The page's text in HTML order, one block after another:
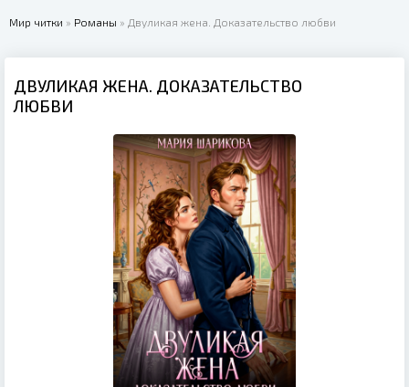
Мир читки » Романы » Двуликая жена. Доказательство любви
ДВУЛИКАЯ ЖЕНА. ДОКАЗАТЕЛЬСТВО
ЛЮБВИ